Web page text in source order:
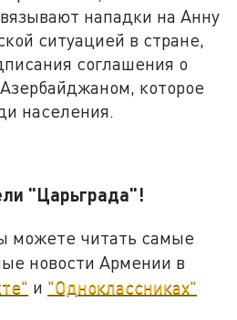
нападки на Анну
ситуацией в стране,
соглашения о
которое
населения.
"Царьграда"!
можете читать самые
новости Армении в
и "Одноклассниках"